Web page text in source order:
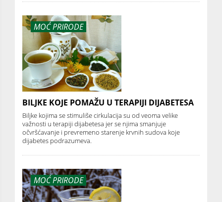
MOĆ PRIRODE
BILJKE KOJE POMAŽU U TERAPIJI DIJABETESA
Biljke kojima se stimuliše cirkulacija su od veoma velike
važnosti u terapiji dijabetesa jer se njima smanjuje
očvršćavanje i prevremeno starenje krvnih sudova koje
dijabetes podrazumeva.
MOĆ PRIRODE